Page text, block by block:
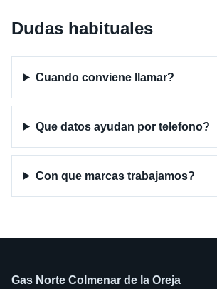
Dudas habituales
Cuando conviene llamar?
Que datos ayudan por telefono?
Con que marcas trabajamos?
Gas Norte Colmenar de la Oreja